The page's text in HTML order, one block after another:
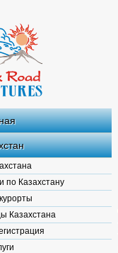
по Казахстану
Казахстана